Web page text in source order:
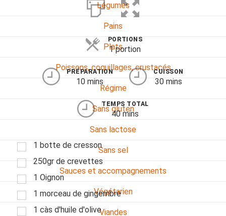
Légumes
Pains
Plats
Poissons, coquillages, crustacés
Régime
Sans gluten
Sans lactose
Sans sel
Sauces et accompagnements
Végétarien
Viandes
PORTIONS
1 portion
PRÉPARATION
10 mins
CUISSON
30 mins
TEMPS TOTAL
40 mins
1 botte de cresson
250gr de crevettes
1 Oignon
1 morceau de gingembre
1 càs d'huile d'olive